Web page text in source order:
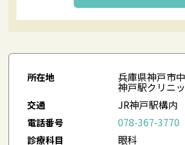
所在地 兵庫県神戸市
神戸駅クリニ
交通 JR神戸駅構内
電話番号 078-367-3770
診療科目 眼科